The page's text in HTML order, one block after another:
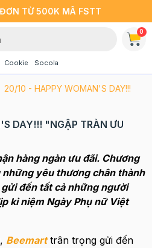
TỪ 500K MÃ FSTT
Cookie Socola
0
20/10 - HAPPY WOMAN'S DAY!!!
DAY!!! "NGẬP TRÀN ƯU
hàng ngàn ưu đãi. Chương
yêu thương chân thành
đến tất cả những người
kỉ niệm Ngày Phụ nữ Việt
Beemarttrân trọng gửi đến